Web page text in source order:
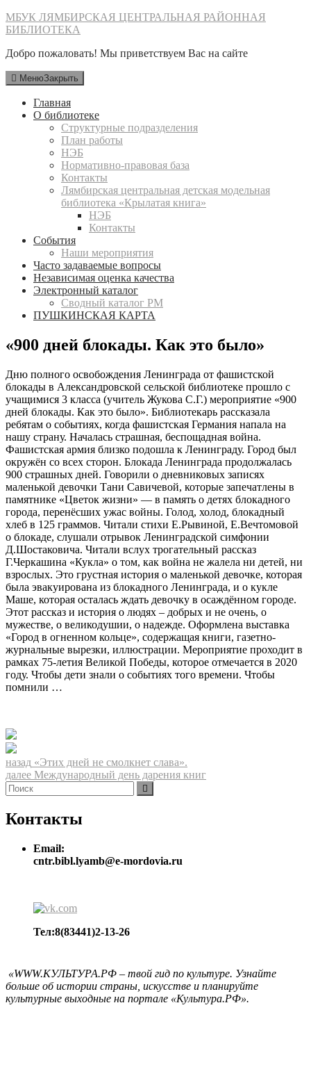
Перейти
к
МБУК ЛЯМБИРСКАЯ ЦЕНТРАЛЬНАЯ РАЙОННАЯ
БИБЛИОТЕКА
Добро пожаловать! Мы приветствуем Вас на сайте
МенюЗакрыть
Главная
О библиотеке
Структурные подразделения
План работы
НЭБ
Нормативно-правовая база
Контакты
Лямбирская центральная детская модельная
библиотека «Крылатая книга»
НЭБ
Контакты
События
Наши мероприятия
Часто задаваемые вопросы
Независимая оценка качества
Электронный каталог
Сводный каталог РМ
ПУШКИНСКАЯ КАРТА
«900 дней блокады. Как это было»
Дню полного освобождения Ленинграда от фашистской
блокады в Александровской сельской библиотеке прошло с
учащимися 3 класса (учитель Жукова С.Г.) мероприятие «900
дней блокады. Как это было». Библиотекарь рассказала
ребятам о событиях, когда фашистская Германия напала на
нашу страну. Началась страшная, беспощадная война.
Фашистская армия близко подошла к Ленинграду. Город был
окружён со всех сторон. Блокада Ленинграда продолжалась
900 страшных дней. Говорили о дневниковых записях
маленькой девочки Тани Савичевой, которые запечатлены в
памятнике «Цветок жизни» — в память о детях блокадного
города, перенёсших ужас войны. Голод, холод, блокадный
хлеб в 125 граммов. Читали стихи Е.Рывиной, Е.Вечтомовой
о блокаде, слушали отрывок Ленинградской симфонии
Д.Шостаковича. Читали вслух трогательный рассказ
Г.Черкашина «Кукла» о том, как война не жалела ни детей, ни
взрослых. Это грустная история о маленькой девочке, которая
была эвакуирована из блокадного Ленинграда, и о кукле
Маше, которая осталась ждать девочку в осаждённом городе.
Этот рассказ и история о людях – добрых и не очень, о
мужестве, о великодушии, о надежде. Оформлена выставка
«Город в огненном кольце», содержащая книги, газетно-
журнальные вырезки, иллюстрации. Мероприятие проходит в
рамках 75-летия Великой Победы, которое отмечается в 2020
году. Чтобы дети знали о событиях того времени. Чтобы
помнили …
Навигация
по
записям
назад Предыдущая
запись:
«Этих дней не смолкнет слава».
далее Следующая
Международный день дарения книг
Найти:
Контакты
Email:
cntr.bibl.lyamb@e-mordovia.ru
Тел:8(83441)2-13-26
«WWW.КУЛЬТУРА.РФ – твой гид по культуре. Узнайте
больше об истории страны, искусстве и планируйте
культурные выходные на портале «Культура.РФ».